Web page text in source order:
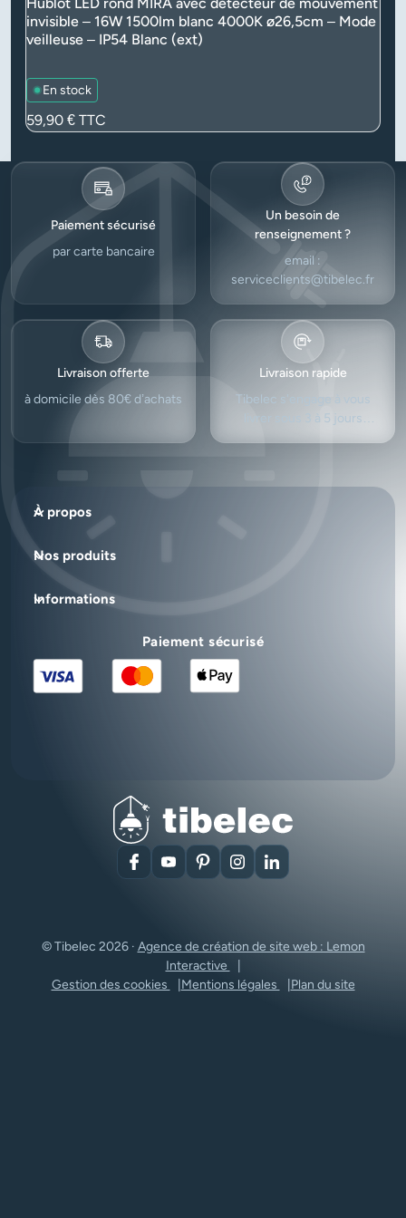
invisible – 16W 1500lm blanc 4000K ø26,5cm – Mode
veilleuse – IP54 Blanc (ext)
En stock
Prix
59,90 € TTC
Paiement sécurisé
par carte bancaire
Un besoin de
renseignement ?
email :
serviceclients@tibelec.fr
Livraison offerte
à domicile dès 80€ d’achats
Livraison rapide
Tibelec s'engage à vous
livrer sous 3 à 5 jours
À propos
Nos produits
Informations
Paiement sécurisé
FacebookYouTubePinterestInstagramLinkedIn
© Tibelec 2026 · Agence de création de site web : Lemon
Interactive
Gestion des cookies
Mentions légales Plan du site